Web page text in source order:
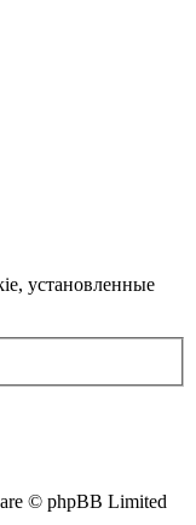
установленные
© phpBB Limited